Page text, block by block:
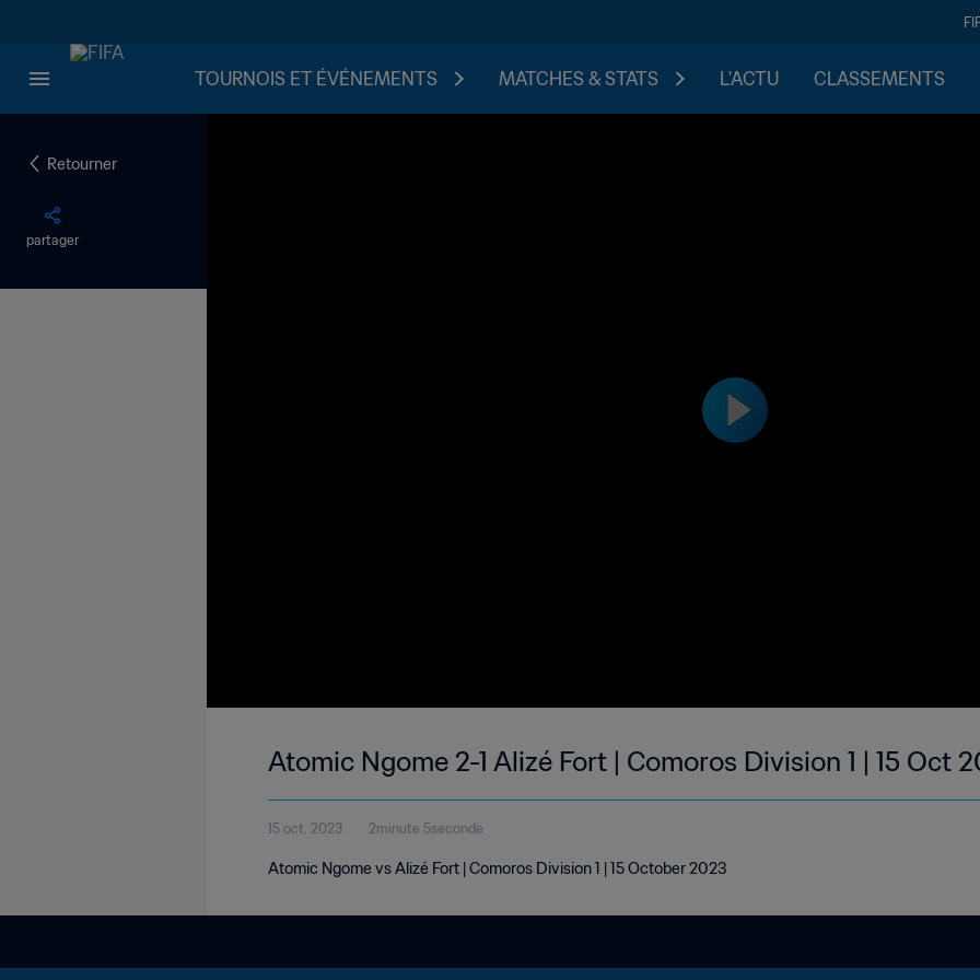
TOURNOIS ET ÉVÉNEMENTS MATCHES & STATS L'ACTU CLASSEMENTS
Retourner
partager
Atomic Ngome 2-1 Alizé Fort | Comoros Division 1 | 15 Oct
15 oct. 2023 2minute 5seconde
Atomic Ngome vs Alizé Fort | Comoros Division 1 | 15 October 2023